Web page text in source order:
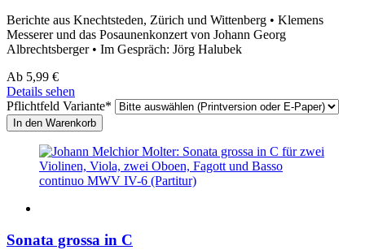
Berichte aus Knechtsteden, Zürich und Wittenberg • Klemens
Messerer und das Posaunenkonzert von Johann Georg
Albrechtsberger • Im Gespräch: Jörg Halubek
Ab 5,99 €
Details sehen
Pflichtfeld Variante*
Sonata grossa in C